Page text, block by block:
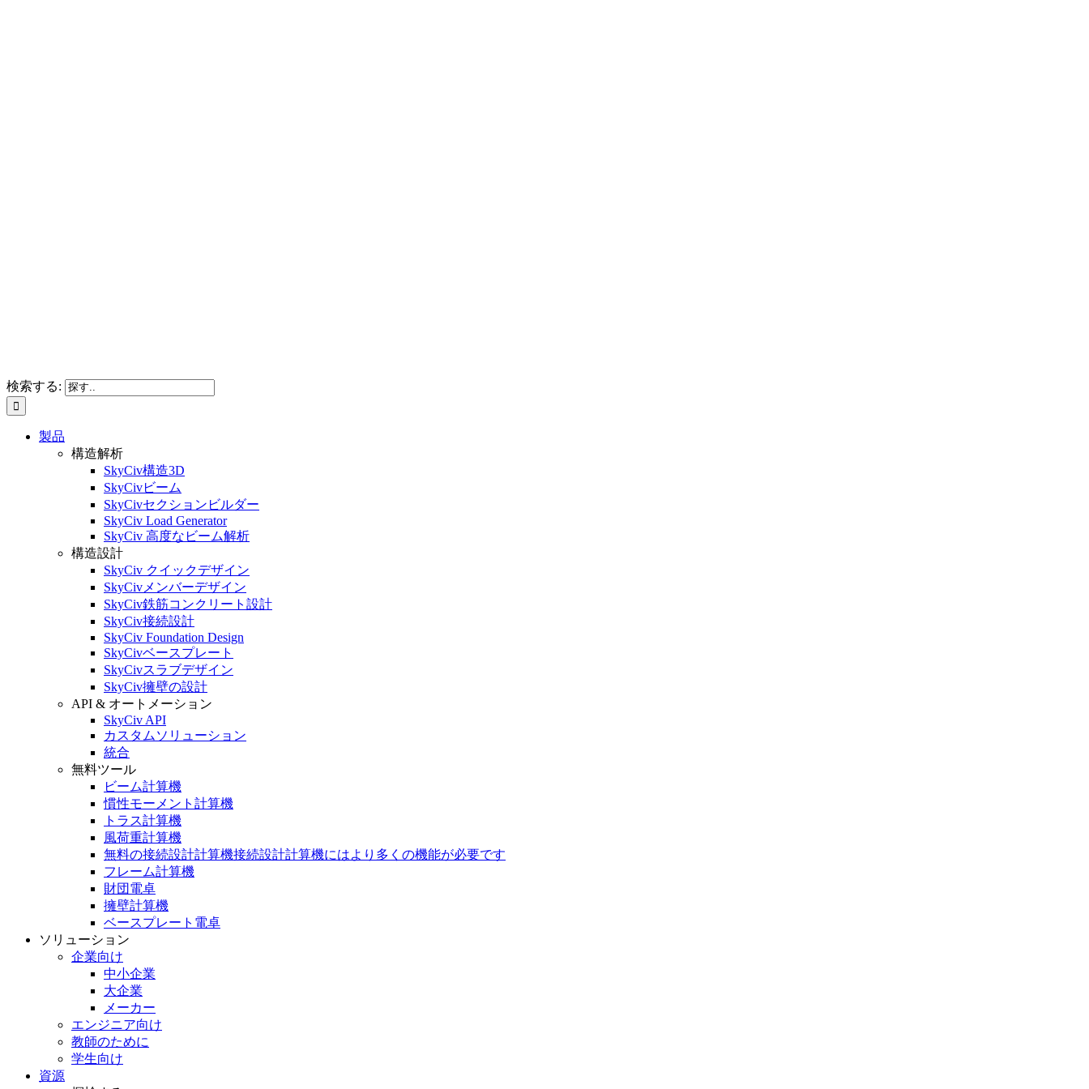
検索する:
製品
構造解析
SkyCiv構造3D
SkyCivビーム
SkyCivセクションビルダー
SkyCiv Load Generator
SkyCiv 高度なビーム解析
構造設計
SkyCiv クイックデザイン
SkyCivメンバーデザイン
SkyCiv鉄筋コンクリート設計
SkyCiv接続設計
SkyCiv Foundation Design
SkyCivベースプレート
SkyCivスラブデザイン
SkyCiv擁壁の設計
API & オートメーション
SkyCiv API
カスタムソリューション
統合
無料ツール
ビーム計算機
慣性モーメント計算機
トラス計算機
風荷重計算機
無料の接続設計計算機接続設計計算機にはより多くの機能が必要です
フレーム計算機
財団電卓
擁壁計算機
ベースプレート電卓
ソリューション
企業向け
中小企業
大企業
メーカー
エンジニア向け
教師のために
学生向け
資源